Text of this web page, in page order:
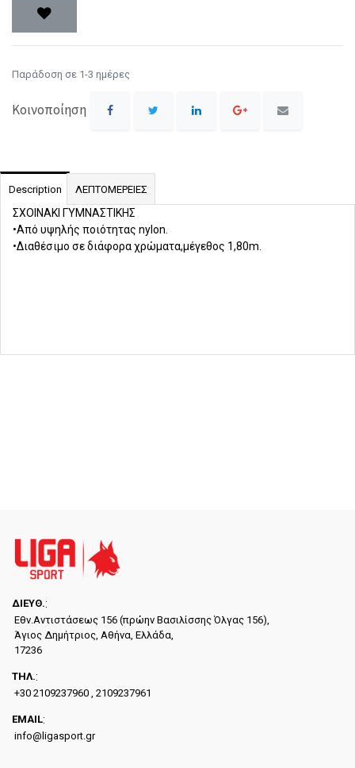
Παράδοση σε 1-3 ημέρες
Κοινοποίηση
Description ΛΕΠΤΟΜΕΡΕΙΕΣ
ΣΧΟΙΝΑΚΙ ΓΥΜΝΑΣΤΙΚΗΣ
•Από υψηλής ποιότητας nylon.
•Διαθέσιμο σε διάφορα χρώματα,μέγεθος 1,80m.
ΔΙΕYΘ.:
Εθν.Αντιστάσεως 156 (πρώην Βασιλίσσης Όλγας 156),
Άγιος Δημήτριος, Αθήνα, Ελλάδα,
17236
ΤΗΛ.:
+30 2109237960 , 2109237961
EMAIL:
info@ligasport.gr